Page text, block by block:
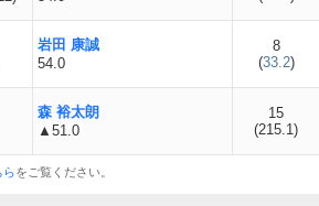
岩田 康誠
54.0
8
(33.2)
森 裕太朗
▲51.0
15
(215.1)
らをご覧ください。